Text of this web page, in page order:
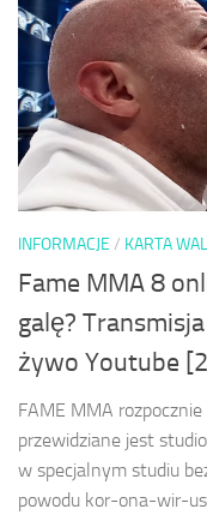
INFORMACJE / KARTA
Fame MMA 8
galę?
żywo Youtube
FAME MMA
przewidziane jest
w specjalnym studiu
powodu kor-ona-wir-